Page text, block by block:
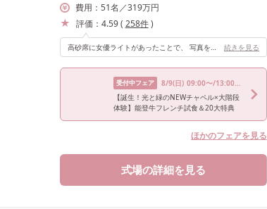
費用： 51名 ／319万円
評価： 4.59( 258件)
続きを見る
受付中フェア 8/9(日) 09:00〜/13:00〜/17:00〜
【誕生！光と緑のNEWチャペル×大階段
体験】能登牛フレンチ試食＆20大特典
ほかのフェアを見る
式場の詳細を見る